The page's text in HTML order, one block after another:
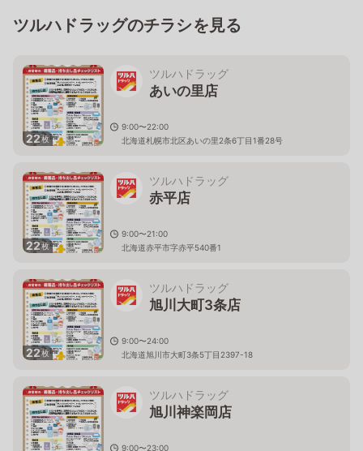
ツルハドラッグのチラシを見る
22枚
ツルハドラッグ
あいの里店
9:00〜22:00
北海道札幌市北区あいの里2条6丁目1番28号
22枚
ツルハドラッグ
赤平店
9:00〜21:00
北海道赤平市字赤平540番1
22枚
ツルハドラッグ
旭川大町3条店
9:00〜24:00
北海道旭川市大町3条5丁目2397-18
ツルハドラッグ
旭川神楽岡店
9:00〜23:00